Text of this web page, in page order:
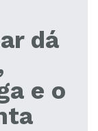
dá
e o